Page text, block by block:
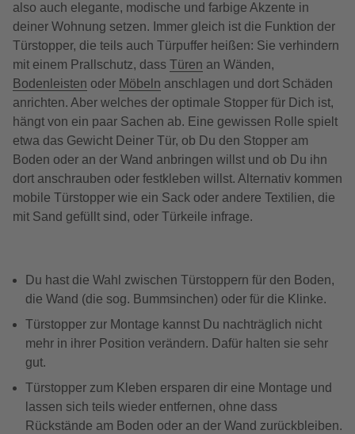
also auch elegante, modische und farbige Akzente in
deiner Wohnung setzen. Immer gleich ist die Funktion der
Türstopper, die teils auch Türpuffer heißen: Sie verhindern
mit einem Prallschutz, dass Türen an Wänden,
Bodenleisten oder Möbeln anschlagen und dort Schäden
anrichten. Aber welches der optimale Stopper für Dich ist,
hängt von ein paar Sachen ab. Eine gewissen Rolle spielt
etwa das Gewicht Deiner Tür, ob Du den Stopper am
Boden oder an der Wand anbringen willst und ob Du ihn
dort anschrauben oder festkleben willst. Alternativ kommen
mobile Türstopper wie ein Sack oder andere Textilien, die
mit Sand gefüllt sind, oder Türkeile infrage.
Du hast die Wahl zwischen Türstoppern für den Boden,
die Wand (die sog. Bummsinchen) oder für die Klinke.
Türstopper zur Montage kannst Du nachträglich nicht
mehr in ihrer Position verändern. Dafür halten sie sehr
gut.
Türstopper zum Kleben ersparen dir eine Montage und
lassen sich teils wieder entfernen, ohne dass
Rückstände am Boden oder an der Wand zurückbleiben.